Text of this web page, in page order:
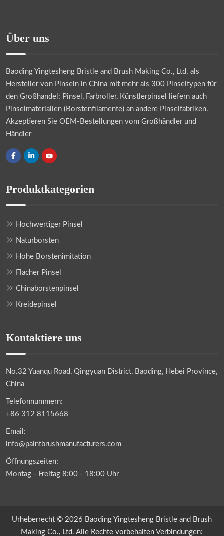
Über uns
Baoding Yingtesheng Bristle and Brush Making Co., Ltd. als
Hersteller von Pinseln in China mit mehr als 300 Pinseltypen für
den Großhandel: Pinsel, Farbroller, Künstlerpinsel liefern auch
Pinselmaterialien (Borstenfilamente) an andere Pinselfabriken.
Akzeptieren Sie OEM-Bestellungen vom Großhändler und
Händler
Produktkategorien
Hochwertiger Pinsel
Naturborsten
Hohe Borstenimitation
Flacher Pinsel
Chinaborstenpinsel
Kreidepinsel
Kontaktiere uns
No.32 Yuanqu Road, Qingyuan District, Baoding, Hebei Province,
China
Telefonnummern:
+86 312 8115668
Email:
info@paintbrushmanufacturers.com
Öffnungszeiten:
Montag - Freitag 8:00 - 18:00 Uhr
Urheberrecht © 2026 Baoding Yingtesheng Bristle and Brush
Making Co., Ltd. Alle Rechte vorbehalten Verbindungen: